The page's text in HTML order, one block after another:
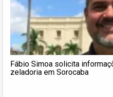
Fábio Simoa solicita
zeladoria em Sorocaba